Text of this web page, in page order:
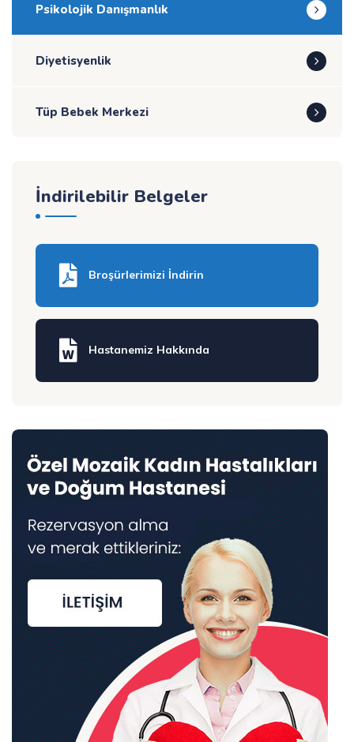
Psikolojik Danışmanlık
Diyetisyenlik
Tüp Bebek Merkezi
İndirilebilir Belgeler
Broşürlerimizi İndirin
Hastanemiz Hakkında